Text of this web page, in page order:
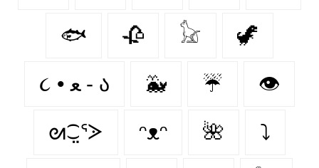
🐟 🥀 𓃠 🦖
૮ • ﻌ - ა⁩ 🐳 ☔ 👁️
ᘛ⁐̤ᕐᐷ ᵔᴥᵔ 🌺 ⤵